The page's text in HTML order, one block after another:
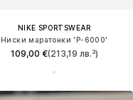
NIKE SPORTSWEAR
Ниски маратонки 'P-6000'
109,00 €(213,19 лв.³)